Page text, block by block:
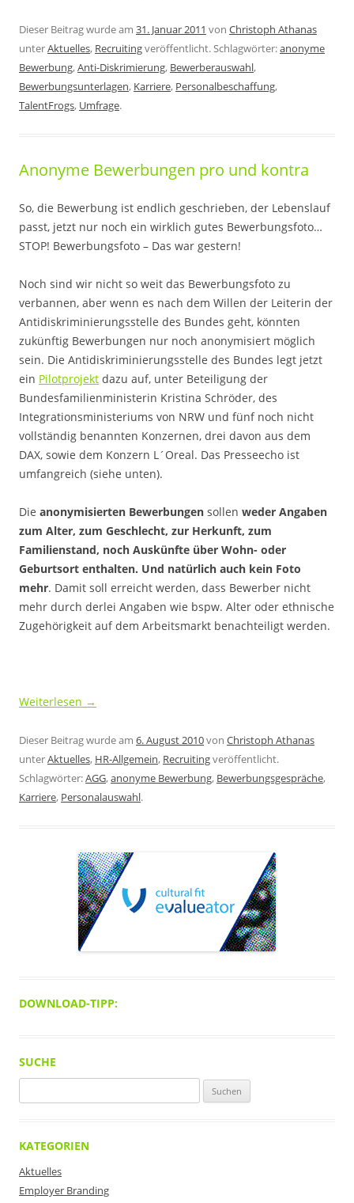
Dieser Beitrag wurde am 31. Januar 2011 von Christoph Athanas
unterAktuelles, Recruitingveröffentlicht. Schlagwörter:anonyme
Bewerbung,Anti-Diskrimierung, Bewerberauswahl,
Bewerbungsunterlagen, Karriere, Personalbeschaffung,
TalentFrogs, Umfrage.
Anonyme Bewerbungen pro und kontra
So, die Bewerbung ist endlich geschrieben, der Lebenslauf
passt, jetzt nur noch ein wirklich gutes Bewerbungsfoto…
STOP! Bewerbungsfoto – Das war gestern!
Noch sind wir nicht so weit das Bewerbungsfoto zu
verbannen, aber wenn es nach dem Willen der Leiterin der
Antidiskriminierungsstelle des Bundes geht, könnten
zukünftig Bewerbungen nur noch anonymisiert möglich
sein. Die Antidiskriminierungsstelle des Bundes legt jetzt
ein Pilotprojekt dazu auf, unter Beteiligung der
Bundesfamilienministerin Kristina Schröder, des
Integrationsministeriums von NRW und fünf noch nicht
vollständig benannten Konzernen, drei davon aus dem
DAX, sowie dem Konzern L´Oreal. Das Presseecho ist
umfangreich (siehe unten).
Die anonymisierten Bewerbungen sollen weder Angaben
zum Alter, zum Geschlecht, zur Herkunft, zum
Familienstand, noch Auskünfte über Wohn- oder
Geburtsort enthalten. Und natürlich auch kein Foto
mehr. Damit soll erreicht werden, dass Bewerber nicht
mehr durch derlei Angaben wie bspw. Alter oder ethnische
Zugehörigkeit auf dem Arbeitsmarkt benachteiligt werden.
Weiterlesen →
Dieser Beitrag wurde am 6. August 2010von Christoph Athanas
unterAktuelles, HR-Allgemein, Recruitingveröffentlicht.
Schlagwörter:AGG,anonyme Bewerbung, Bewerbungsgespräche,
Karriere, Personalauswahl.
DOWNLOAD-TIPP:
SUCHE
nach:
KATEGORIEN
Aktuelles
Employer Branding